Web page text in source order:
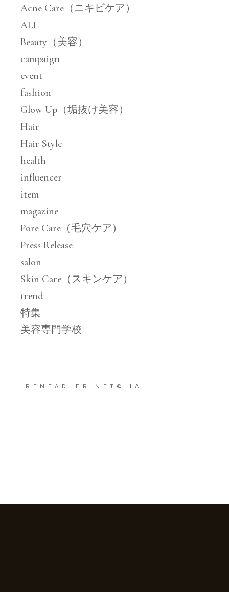
Acne Care（ニキビケア）
ALL
Beauty（美容）
campaign
event
fashion
Glow Up（垢抜け美容）
Hair
Hair Style
health
influencer
item
magazine
Pore Care（毛穴ケア）
Press Release
salon
Skin Care（スキンケア）
trend
特集
美容専門学校
IRENEADLER.NET © IA